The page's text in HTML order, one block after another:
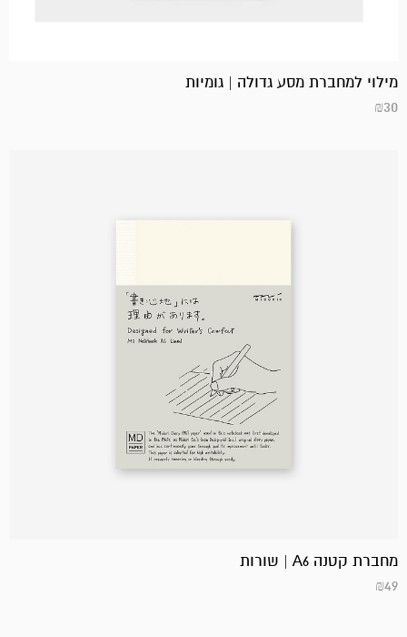
מילוי למחברת מסע גדולה | גומיות
₪30
מחברת קטנה A6 | שורות
₪49